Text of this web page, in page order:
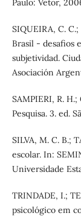
Paulo: Vetor,
SIQUEIRA, C.
Brasil - desafios
subjetividad.
Asociación
SAMPIERI, R.
Pesquisa. 3. ed.
SILVA, M. C. B.;
escolar. In:
Universidade
TRINDADE, I.;
psicológico em